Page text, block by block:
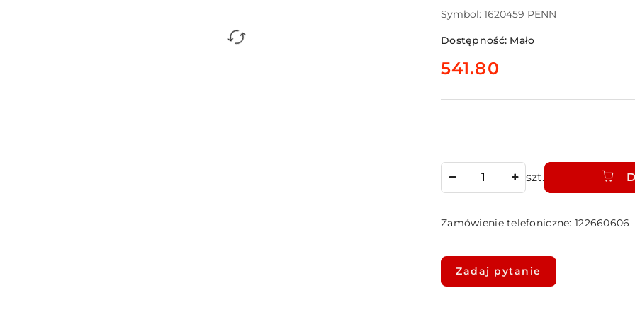
Symbol: 1620459 PENN
Dostępność: Mało
cena:
541.80
szt.
Zamówienie telefoniczne: 122660606
Dostępność
i
dostawa
Zadaj pytanie